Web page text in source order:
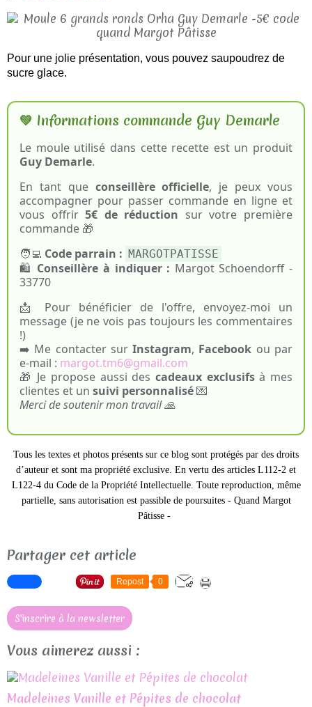
Pour une jolie présentation, vous pouvez saupoudrez de
sucre glace.
💚 Informations commande Guy Demarle
Le moule utilisé dans cette recette est un produit
Guy Demarle.
En tant que conseillère officielle, je peux vous
accompagner pour passer commande en ligne et
vous offrir5€ de réduction sur votre première
commande 🎁
🧑‍💻 Code parrain : MARGOTPATISSE
🛍️ Conseillère à indiquer : Margot Schoendorff -
33770
📩 Pour bénéficier de l'offre, envoyez-moi un
message (je ne vois pas toujours les commentaires
!)
➡️ Me contacter surInstagram, Facebook ou par
e-mail : margot.tm6@gmail.com
🎁 Je propose aussi des cadeaux exclusifsà mes
clientes et un suivi personnalisé💌
Merci de soutenir mon travail 🙏
Tous les textes et photos présents sur ce blog sont protégés par des droits
d’auteur et sont ma propriété exclusive. En vertu des articles L112-2 et
L122-4 du Code de la Propriété Intellectuelle. Toute reproduction, même
partielle, sans autorisation est passible de poursuites - Quand Margot
Pâtisse -
Partager cet article
Repost 0
S'inscrire à la newsletter
Vous aimerez aussi :
Madeleines Vanille et Pépites de chocolat